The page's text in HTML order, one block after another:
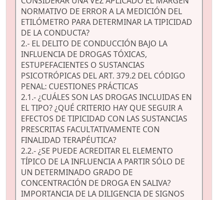
NORMATIVO DE ERROR A LA MEDICIÓN DEL
ETILÓMETRO PARA DETERMINAR LA TIPICIDAD
DE LA CONDUCTA?
2.- EL DELITO DE CONDUCCIÓN BAJO LA
INFLUENCIA DE DROGAS TÓXICAS,
ESTUPEFACIENTES O SUSTANCIAS
PSICOTRÓPICAS DEL ART. 379.2 DEL CÓDIGO
PENAL: CUESTIONES PRÁCTICAS
2.1.- ¿CUÁLES SON LAS DROGAS INCLUIDAS EN
EL TIPO? ¿QUÉ CRITERIO HAY QUE SEGUIR A
EFECTOS DE TIPICIDAD CON LAS SUSTANCIAS
PRESCRITAS FACULTATIVAMENTE CON
FINALIDAD TERAPÉUTICA?
2.2.- ¿SE PUEDE ACREDITAR EL ELEMENTO
TÍPICO DE LA INFLUENCIA A PARTIR SÓLO DE
UN DETERMINADO GRADO DE
CONCENTRACIÓN DE DROGA EN SALIVA?
IMPORTANCIA DE LA DILIGENCIA DE SIGNOS